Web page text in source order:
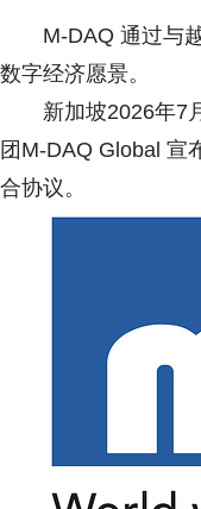
M-DAQ 通过与
数字经济愿景。
新加坡2026年7
团M-DAQ Global 宣
合协议。